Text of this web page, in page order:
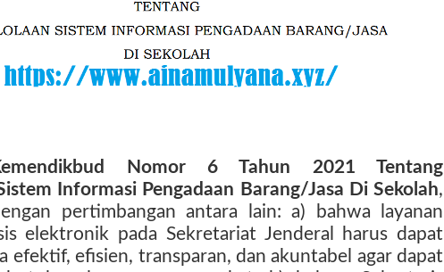
Nomor 6 Tahun 2021 Tentang
Informasi Pengadaan Barang/Jasa Di Sekolah,
pertimbangan antara lain: a) bahwa layanan
elektronik pada Sekretariat Jenderal harus dapat
efektif, efisien, transparan, dan akuntabel agar dapat